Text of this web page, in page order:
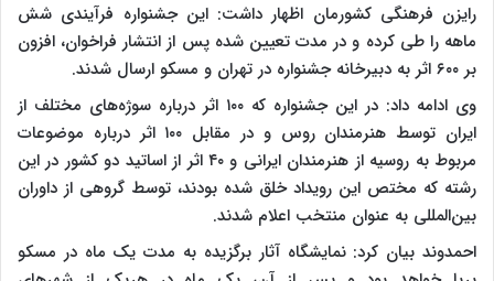
رایزن فرهنگی کشورمان اظهار داشت: این جشنواره فرآیندی شش
ماهه را طی کرده و در مدت تعیین شده پس از انتشار فراخوان، افزون
بر ۶۰۰ اثر به دبیرخانه جشنواره در تهران و مسکو ارسال شدند.
وی ادامه داد: در این جشنواره که ۱۰۰ اثر درباره سوژه‌های مختلف از
ایران توسط هنرمندان روس و در مقابل ۱۰۰ اثر درباره موضوعات
مربوط به روسیه از هنرمندان ایرانی و ۴۰ اثر از اساتید دو کشور در این
رشته که مختص این رویداد خلق شده بودند، توسط گروهی از داوران
بین‌المللی به عنوان منتخب اعلام شدند.
احمدوند بیان کرد: نمایشگاه آثار برگزیده به مدت یک ماه در مسکو